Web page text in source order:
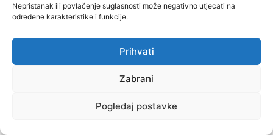
Nepristanak ili povlačenje suglasnosti može negativno utjecati na
određene karakteristike i funkcije.
Prihvati
Zabrani
Pogledaj postavke
© Sva prava pridržana, Centar za odgoj i obrazovanje Dubrava
2019.